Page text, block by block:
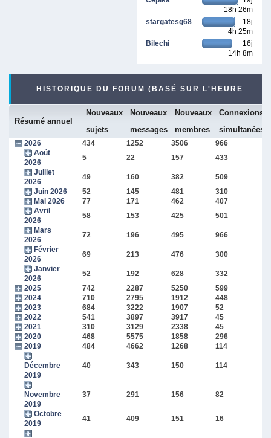
18h 26m
stargatesg68
18j
4h 25m
Bilechi
16j
14h 8m
HISTORIQUE DU FORUM (BASÉ SUR L'HEURE
Résumé annuel
Nouveaux
sujets
Nouveaux
messages
Nouveaux
membres
Connexions
simultanées
2026 434 1252 3506 966
Août
2026
5 22 157 433
Juillet
2026
49 160 382 509
Juin 2026
52 145 481 310
Mai 2026
77 171 462 407
Avril
2026
58 153 425 501
Mars
2026
72 196 495 966
Février
2026
69 213 476 300
Janvier
2026
52 192 628 332
2025
742 2287 5250 599
2024
710 2795 1912 448
2023
684 3222 1907 52
2022
541 3897 3917 45
2021
310 3129 2338 45
2020
468 5575 1858 296
2019
484 4662 1268 114
Décembre
2019
40 343 150 114
Novembre
2019
37 291 156 82
Octobre
2019
41 409 151 16